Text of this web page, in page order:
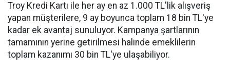
Troy Kredi Kartı ile her ay en az 1.000 TL'lik alışveriş
yapan müşterilere, 9 ay boyunca toplam 18 bin TL'ye
kadar ek avantaj sunuluyor. Kampanya şartlarının
tamamının yerine getirilmesi halinde emeklilerin
toplam kazanımı 30 bin TL'ye ulaşabiliyor.